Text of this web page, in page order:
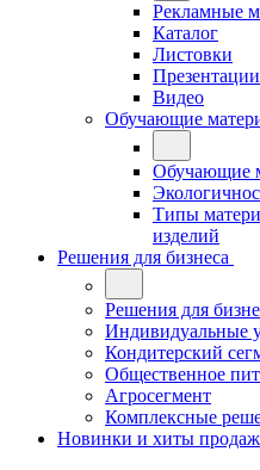
Рекламные
Каталог
Листовки
Видео
Обучающие
Обучающие
Типы
изделий
Решения для бизнеса
Решения для
Индивидуальные
Кондитерский
Общественное
Агросегмент
Комплексные
Новинки и хиты продаж